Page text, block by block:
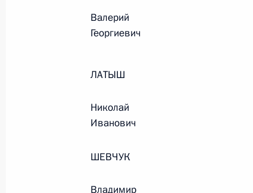
Рабочая встреча с вице-
Валерий
Георгиевич
ЛАТЫШ
Николай
Иванович
ШЕВЧУК
Владимир